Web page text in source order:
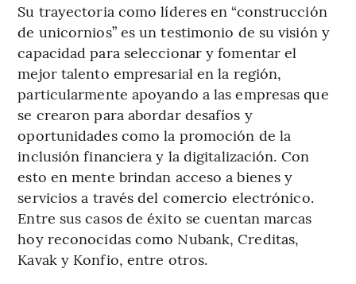
Su trayectoria como líderes en “construcción
de unicornios” es un testimonio de su visión y
capacidad para seleccionar y fomentar el
mejor talento empresarial en la región,
particularmente apoyando a las empresas que
se crearon para abordar desafíos y
oportunidades como la promoción de la
inclusión financiera y la digitalización. Con
esto en mente brindan acceso a bienes y
servicios a través del comercio electrónico.
Entre sus casos de éxito se cuentan marcas
hoy reconocidas como Nubank, Creditas,
Kavak y Konfio, entre otros.